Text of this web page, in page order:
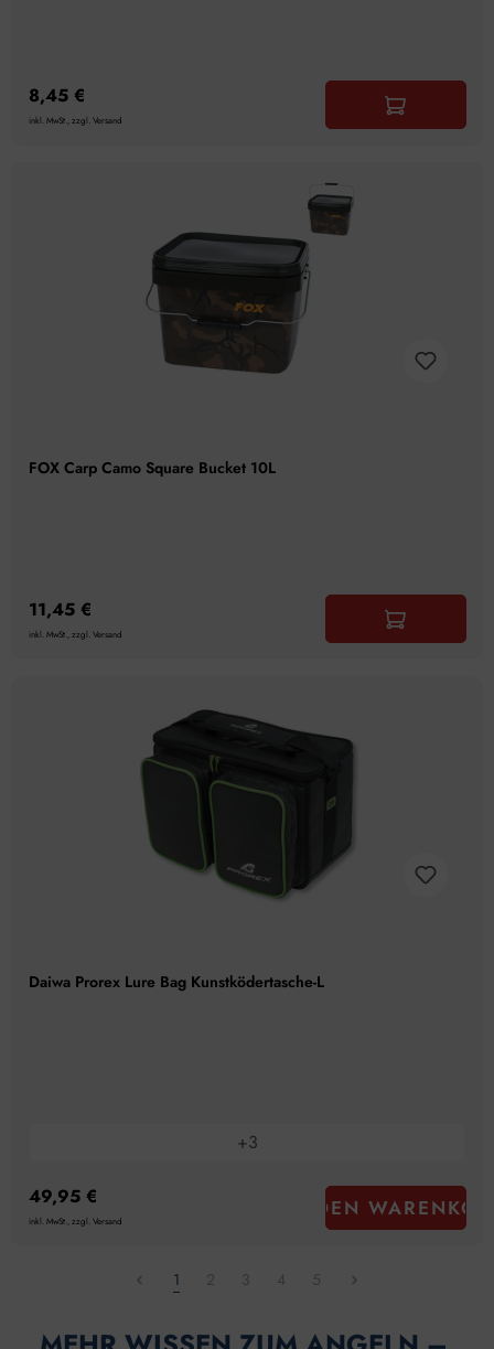
8,45 €
inkl. MwSt., zzgl. Versand
FOX Carp Camo Square Bucket 10L
11,45 €
inkl. MwSt., zzgl. Versand
Daiwa Prorex Lure Bag Kunstködertasche-L
+3
49,95 €
inkl. MwSt., zzgl. Versand IN DEN
1 2 3 4 5